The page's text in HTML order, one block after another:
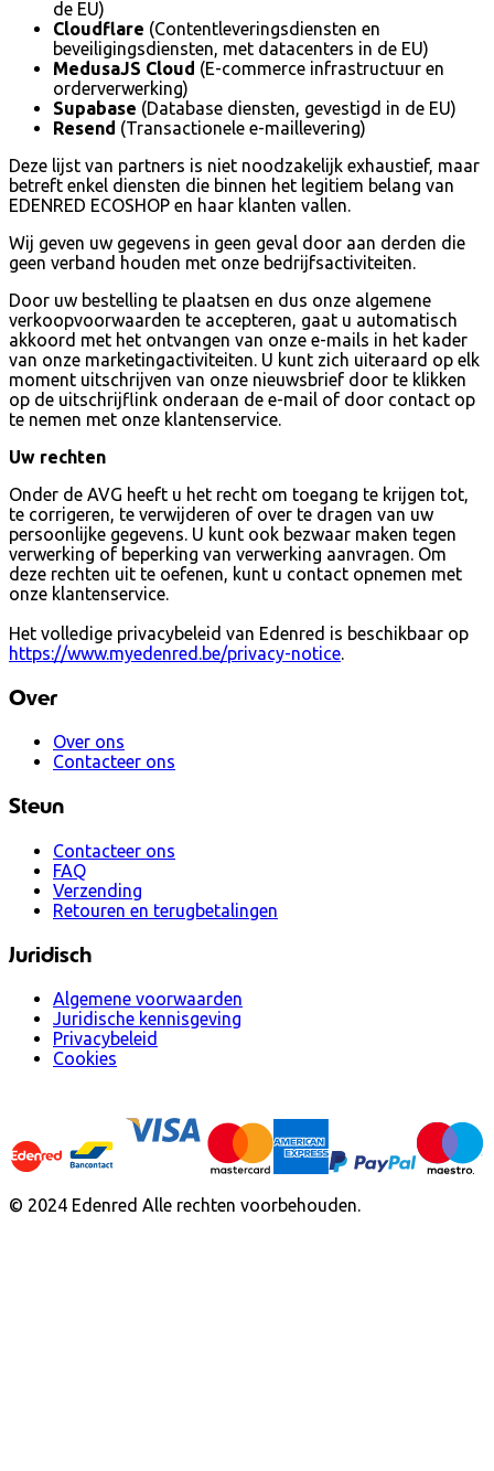
de EU)
Cloudflare (Contentleveringsdiensten en
beveiligingsdiensten, met datacenters in de EU)
MedusaJS Cloud (E-commerce infrastructuur en
orderverwerking)
Supabase (Database diensten, gevestigd in de EU)
Resend (Transactionele e-maillevering)
Deze lijst van partners is niet noodzakelijk exhaustief, maar
betreft enkel diensten die binnen het legitiem belang van
EDENRED ECOSHOP en haar klanten vallen.
Wij geven uw gegevens in geen geval door aan derden die
geen verband houden met onze bedrijfsactiviteiten.
Door uw bestelling te plaatsen en dus onze algemene
verkoopvoorwaarden te accepteren, gaat u automatisch
akkoord met het ontvangen van onze e-mails in het kader
van onze marketingactiviteiten. U kunt zich uiteraard op elk
moment uitschrijven van onze nieuwsbrief door te klikken
op de uitschrijflink onderaan de e-mail of door contact op
te nemen met onze klantenservice.
Uw rechten
Onder de AVG heeft u het recht om toegang te krijgen tot,
te corrigeren, te verwijderen of over te dragen van uw
persoonlijke gegevens. U kunt ook bezwaar maken tegen
verwerking of beperking van verwerking aanvragen. Om
deze rechten uit te oefenen, kunt u contact opnemen met
onze klantenservice.
Het volledige privacybeleid van Edenred is beschikbaar op
https://www.myedenred.be/privacy-notice.
Over
Over ons
Contacteer ons
Steun
Contacteer ons
FAQ
Verzending
Retouren en terugbetalingen
Juridisch
Algemene voorwaarden
Juridische kennisgeving
Privacybeleid
Cookies
© 2024 Edenred Alle rechten voorbehouden.